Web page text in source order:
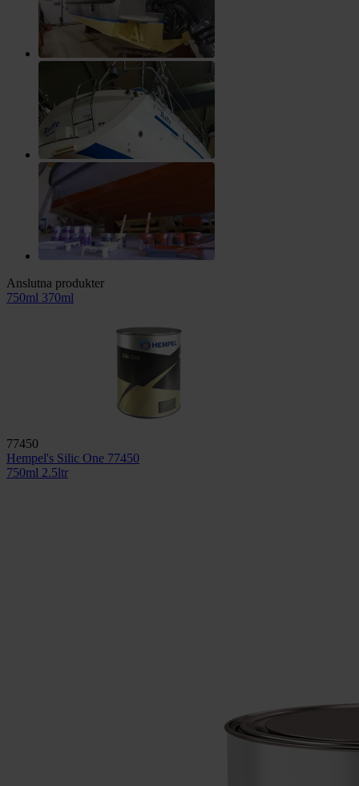
Anslutna produkter
750ml 370ml
77450
Hempel's Silic One 77450
750ml 2.5ltr